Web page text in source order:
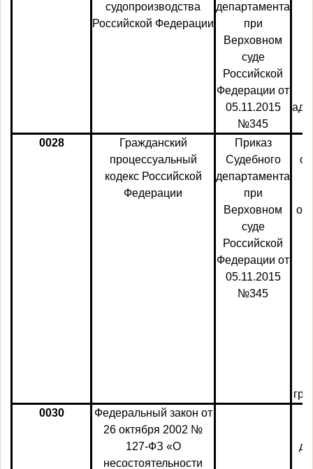
судопроизводства
Российской Федерации
департамента
при
Верховном
суде
Российской
Федерации от
05.11.2015
№345
0028
Гражданский
процессуальный
кодекс Российской
Федерации
Приказ
Судебного
департамента
при
Верховном
суде
Российской
Федерации от
05.11.2015
№345
0030
Федеральный закон от
26 октября 2002 №
127-ФЗ «О
несостоятельности